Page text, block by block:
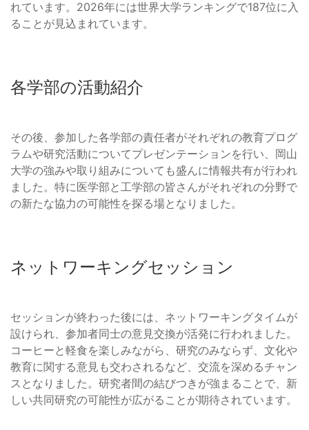
れています。2026年には世界大学ランキングで187位に入
ることが見込まれています。
各学部の活動紹介
その後、参加した各学部の責任者がそれぞれの教育プログ
ラムや研究活動についてプレゼンテーションを行い、岡山
大学の強みや取り組みについても盛んに情報共有が行われ
ました。特に医学部と工学部の皆さんがそれぞれの分野で
の新たな協力の可能性を探る場となりました。
ネットワーキングセッション
セッションが終わった後には、ネットワーキングタイムが
設けられ、参加者同士の意見交換が活発に行われました。
コーヒーと軽食を楽しみながら、研究のみならず、文化や
教育に関する意見も交わされるなど、交流を深めるチャン
スとなりました。研究者間の結びつきが強まることで、新
しい共同研究の可能性が広がることが期待されています。